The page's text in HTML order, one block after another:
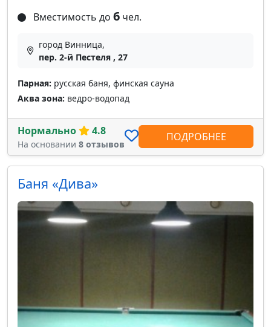
Вместимость до 6 чел.
город Винница,
пер. 2-й Пестеля , 27
Парная: русская баня, финская сауна
Аква зона: ведро-водопад
Нормально 4.8
На основании 8 отзывов
ПОДРОБНЕЕ
Баня «Дива»